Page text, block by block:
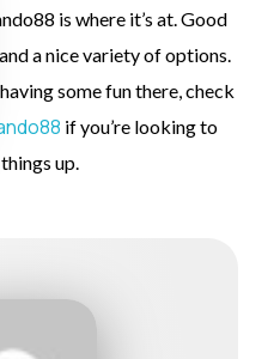
is where it’s at. Good
a nice variety of options.
some fun there, check
if you’re looking to
up.